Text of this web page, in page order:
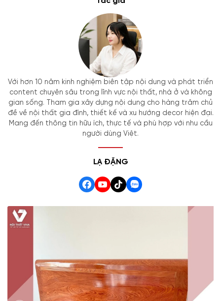
Với hơn 10 năm kinh nghiệm biên tập nội dung và phát triển
content chuyên sâu trong lĩnh vực nội thất, nhà ở và không
gian sống. Tham gia xây dựng nội dung cho hàng trăm chủ
đề về nội thất gia đình, thiết kế và xu hướng decor hiện đại.
Mang đến thông tin hữu ích, thực tế và phù hợp với nhu cầu
người dùng Việt.
LẠ ĐẶNG